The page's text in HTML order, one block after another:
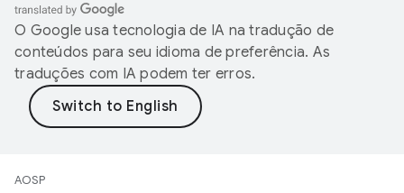
O Google usa tecnologia de IA na tradução de
conteúdos para seu idioma de preferência. As
traduções com IA podem ter erros.
AOSP